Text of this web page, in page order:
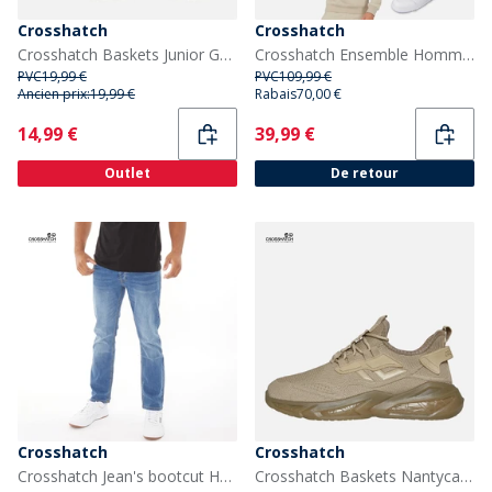
Crosshatch
Crosshatch Baskets Junior Garçon Chiltern Sand
PVC19,99 €
Ancien prix:19,99 €
Current
14,99 €
Outlet
Crosshatch
Crosshatch Ensemble Homme T-Shirt à Capuche Chemberry et Pantalon de Jogging à Ourlet Ouvert Pierre/Bordeaux
PVC109,99 €
Rabais70,00 €
Current
39,99 €
De retour
Crosshatch
Crosshatch Jean's bootcut Homme Stone Wash
Crosshatch
Crosshatch Baskets Nantycaws Homme Stone